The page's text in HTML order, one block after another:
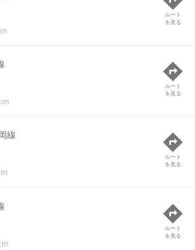
ルート
を見る
ルート
を見る
線
ルート
を見る
ルート
を見る